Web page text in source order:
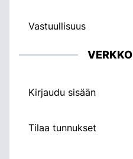
Vastuullisuus
Kirjaudu sisään
Tilaa tunnukset